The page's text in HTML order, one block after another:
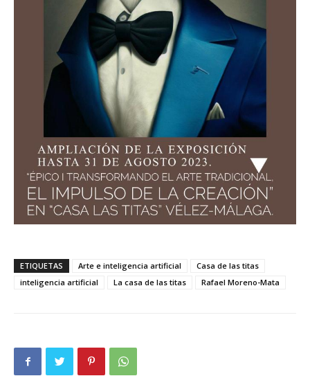
ETIQUETAS Arte e inteligencia artificial
Casa de las titas
inteligencia artificial
La casa de las titas Rafael Moreno-Mata